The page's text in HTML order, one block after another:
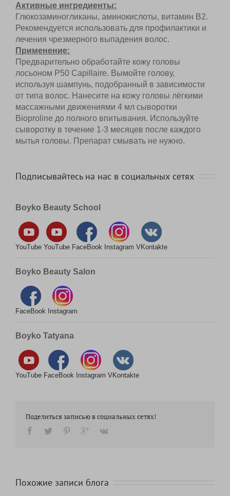
объём.
Активные ингредиенты:
Глюкозаминогликаны, аминокислоты, витамин
В2.
Рекомендуется использовать для профилактики и
лечения чрезмерного выпадения волос.
Применение:
Предварительно обработайте кожу головы
лосьоном P50 Capillaire. Вымойте голову,
используя шампунь, подобранный в зависимости
от типа волос. Нанесите на кожу головы лёгкими
массажными движениями 4 мл сыворотки
Bioproline до полного впитывания. Используйте
Boyko Beauty School
YouTube YouTube FaceBook
Boyko Beauty Salon
FaceBook Instagram
Boyko Tatyana